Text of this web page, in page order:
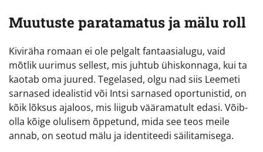
Muutuste paratamatus ja mälu roll
Kiviräha romaan ei ole pelgalt fantaasialugu, vaid
mõtlik uurimus sellest, mis juhtub ühiskonnaga, kui ta
kaotab oma juured. Tegelased, olgu nad siis Leemeti
sarnased idealistid või Intsi sarnased oportunistid, on
kõik lõksus ajaloos, mis liigub vääramatult edasi. Võib-
olla kõige olulisem õppetund, mida see teos meile
annab, on seotud mälu ja identiteedi säilitamisega.